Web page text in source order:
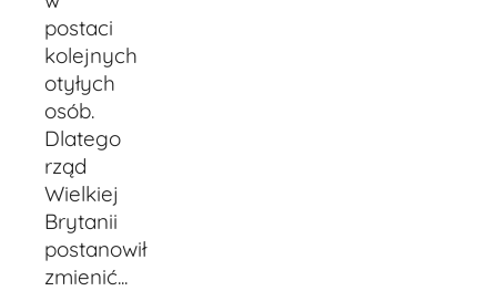
postaci
kolejnych
otyłych
osób.
Dlatego
rząd
Wielkiej
Brytanii
postanowił
zmienić...